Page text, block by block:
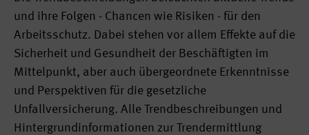
und ihre Folgen - Chancen wie Risiken - für den
Arbeitsschutz. Dabei stehen vor allem Effekte auf die
Sicherheit und Gesundheit der Beschäftigten im
Mittelpunkt, aber auch übergeordnete Erkenntnisse
und Perspektiven für die gesetzliche
Unfallversicherung. Alle Trendbeschreibungen und
Hintergrundinformationen zur Trendermittlung